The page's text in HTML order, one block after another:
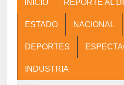
INICIO REPORTE AL
ESTADO NACIONAL
DEPORTES
INDUSTRIA